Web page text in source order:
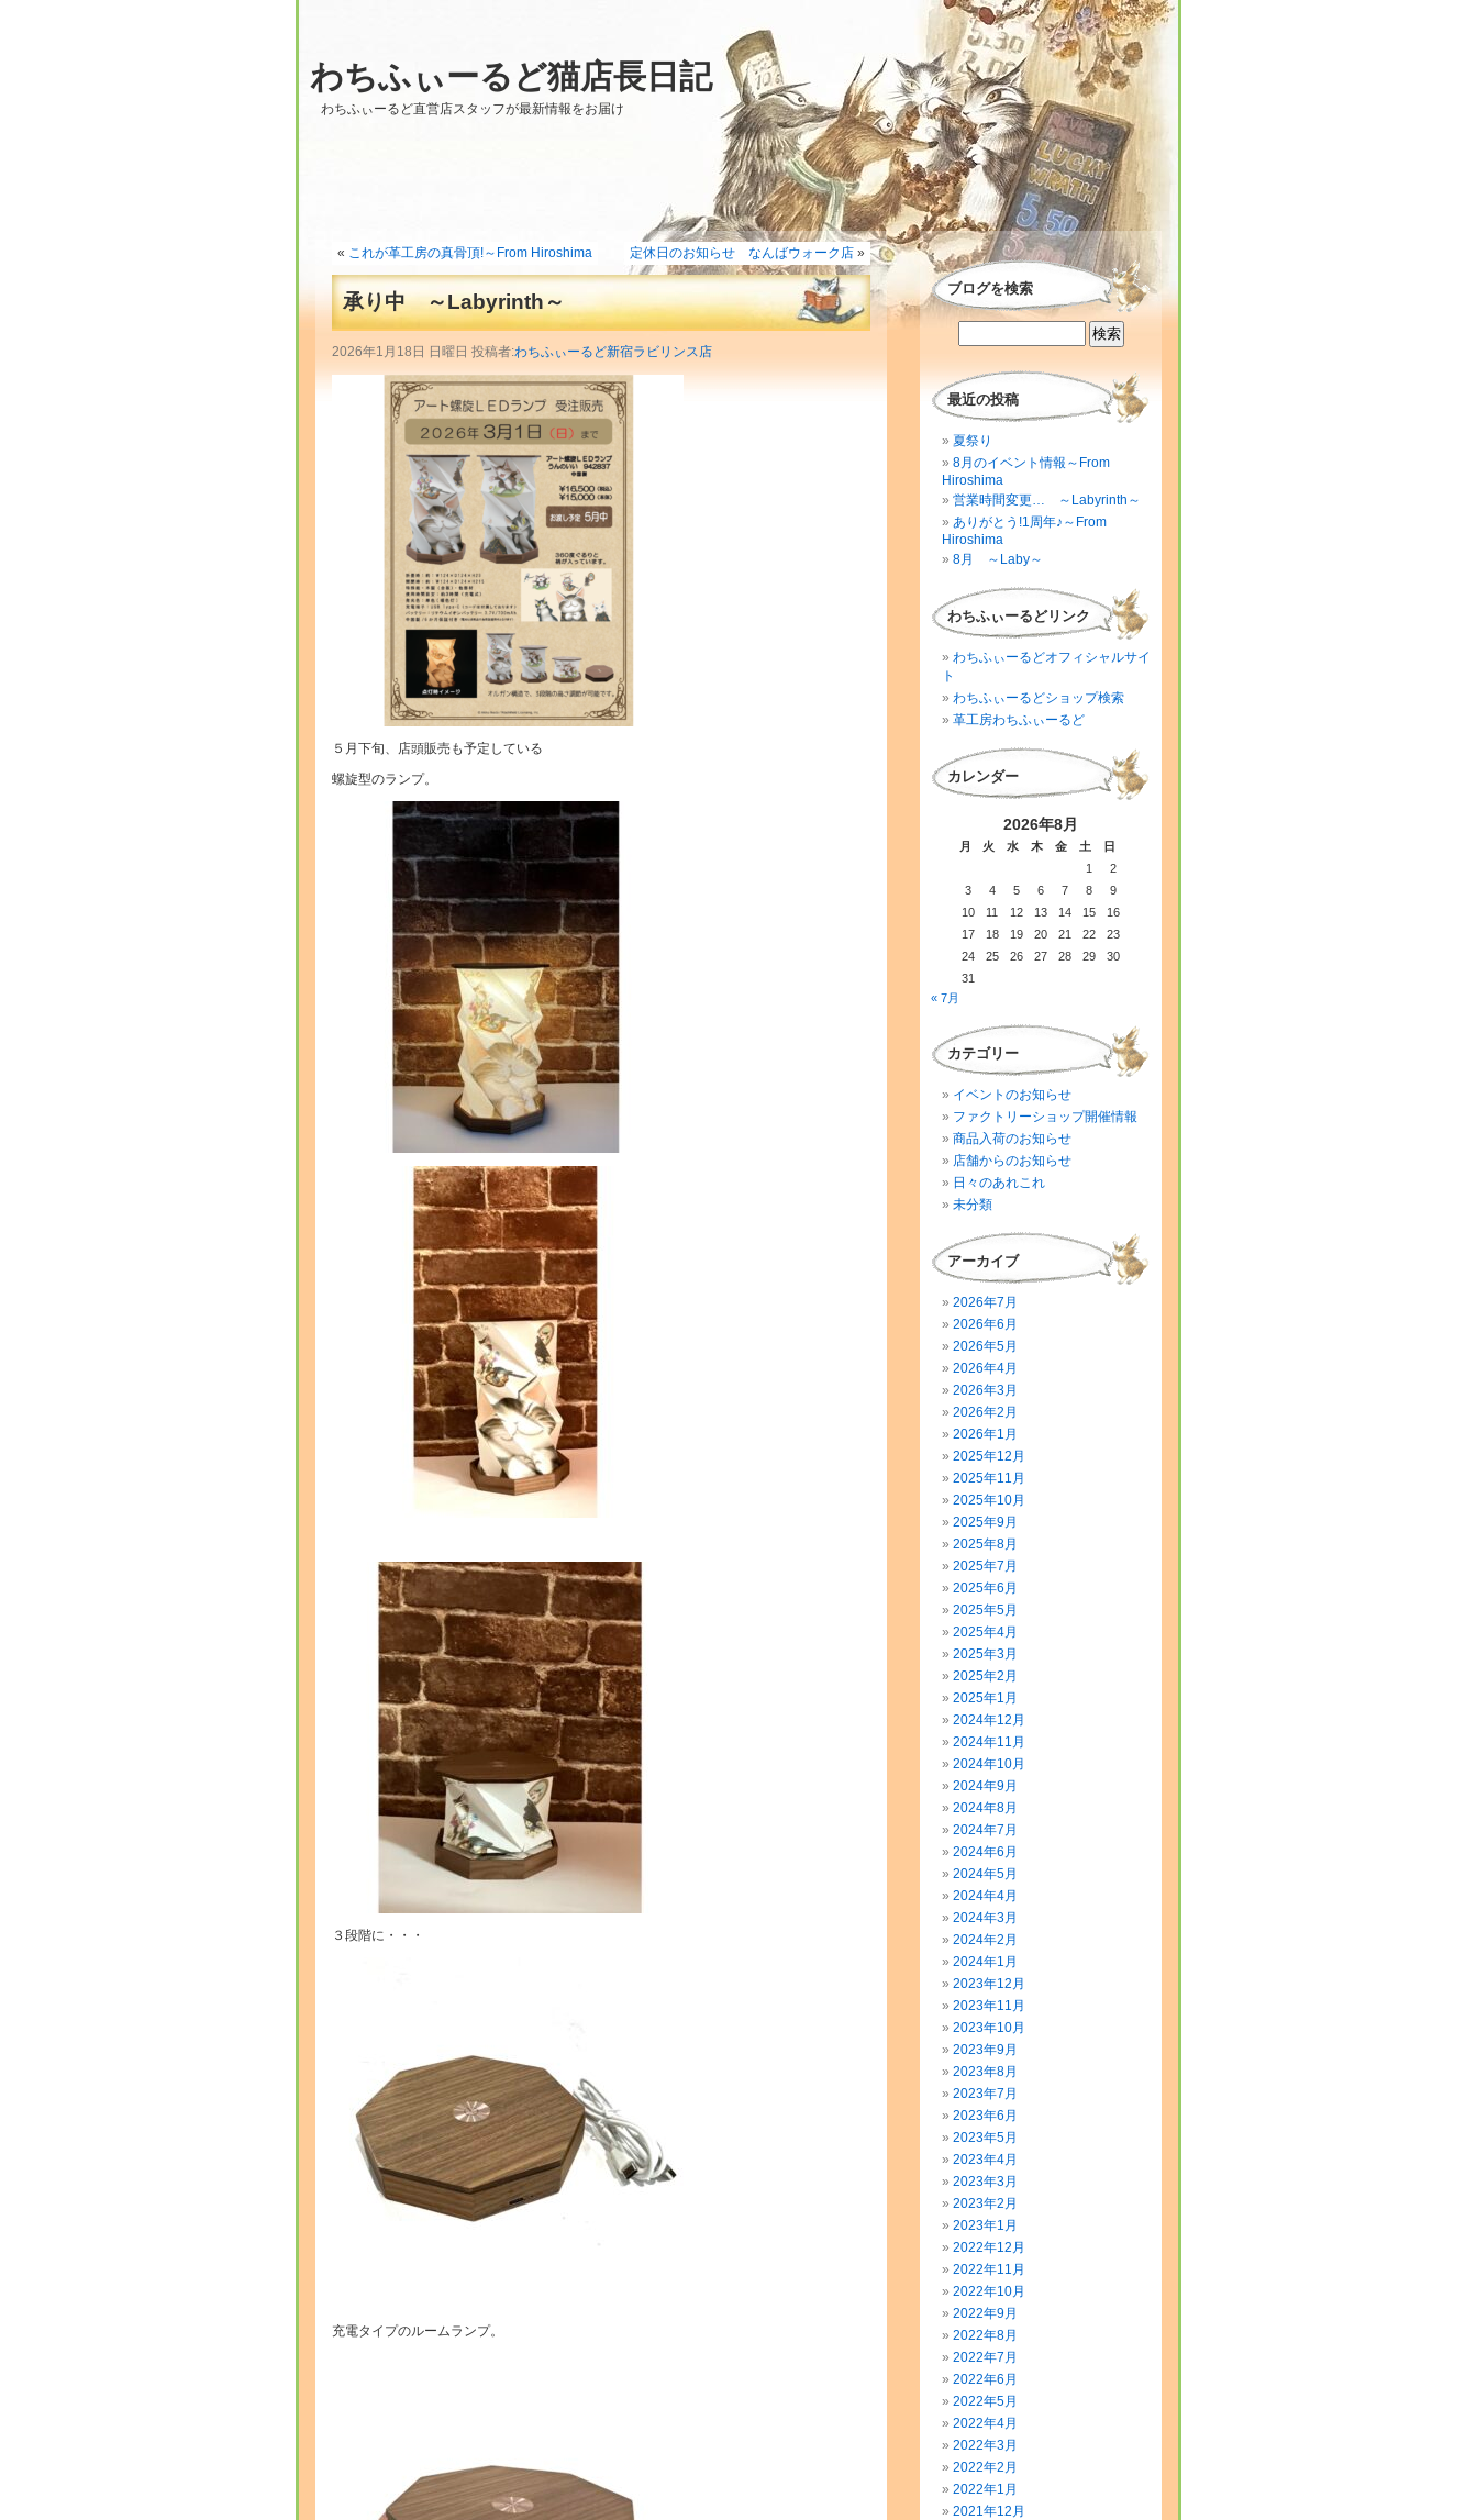
わちふぃーるど猫店長日記
わちふぃーるど直営店スタッフが最新情報をお届け
« これが革工房の真骨頂!～From Hiroshima 定休日のお知らせ なんばウォーク店 »
承り中 ～Labyrinth～
2026年1月18日 日曜日 投稿者:わちふぃーるど新宿ラビリンス店
５月下旬、店頭販売も予定している
螺旋型のランプ。
３段階に・・・
充電タイプのルームランプ。
ブログを検索
最近の投稿
夏祭り
8月のイベント情報～From
Hiroshima
営業時間変更… ～Labyrinth～
ありがとう!1周年♪～From
Hiroshima
8月 ～Laby～
わちふぃーるどリンク
わちふぃーるどオフィシャルサイ
ト
わちふぃーるどショップ検索
革工房わちふぃーるど
カレンダー
2026年8月
月 火 水 木 金 土
日
1
2
3
4 5 6 7 8
9
10
11 12 13 14 15
16
17
18 19 20 21 22
23
24
25 26 27 28 29
30
31
« 7月
カテゴリー
イベントのお知らせ
ファクトリーショップ開催情報
商品入荷のお知らせ
店舗からのお知らせ
日々のあれこれ
未分類
アーカイブ
2026年7月
2026年6月
2026年5月
2026年4月
2026年3月
2026年2月
2026年1月
2025年12月
2025年11月
2025年10月
2025年9月
2025年8月
2025年7月
2025年6月
2025年5月
2025年4月
2025年3月
2025年2月
2025年1月
2024年12月
2024年11月
2024年10月
2024年9月
2024年8月
2024年7月
2024年6月
2024年5月
2024年4月
2024年3月
2024年2月
2024年1月
2023年12月
2023年11月
2023年10月
2023年9月
2023年8月
2023年7月
2023年6月
2023年5月
2023年4月
2023年3月
2023年2月
2023年1月
2022年12月
2022年11月
2022年10月
2022年9月
2022年8月
2022年7月
2022年6月
2022年5月
2022年4月
2022年3月
2022年2月
2022年1月
2021年12月